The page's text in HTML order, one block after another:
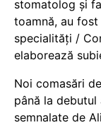
stomatolog și
toamnă, au
specialități /
elaborează
Noi comasări
până la
semnalate de